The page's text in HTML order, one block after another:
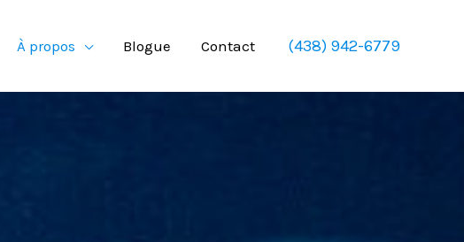
À propos Blogue Contact (438) 942-6779